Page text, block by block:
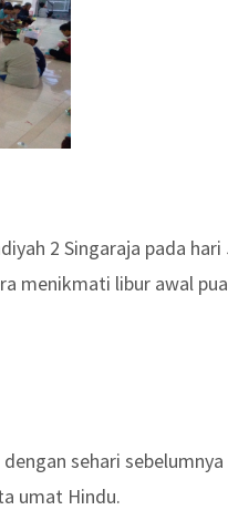
2 Singaraja pada
menikmati libur awal
sehari
umat Hindu.